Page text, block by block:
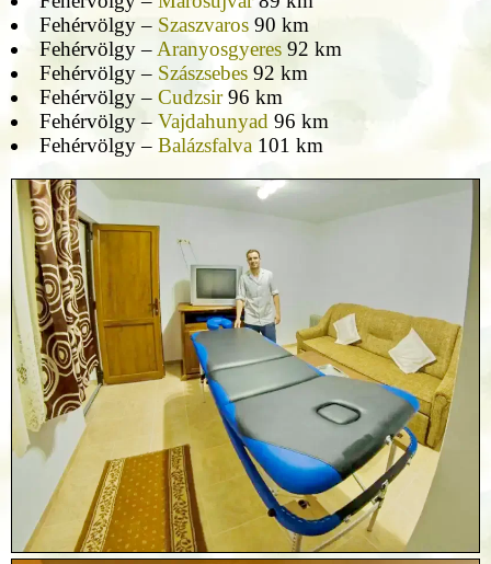
Fehérvölgy – Szaszvaros90 km
Fehérvölgy –Aranyosgyeres92 km
Fehérvölgy – Szászsebes92 km
Fehérvölgy – Cudzsir96 km
Fehérvölgy – Vajdahunyad96 km
Fehérvölgy – Balázsfalva101 km